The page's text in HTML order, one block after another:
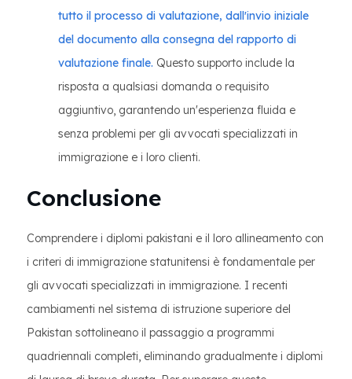
tutto il processo di valutazione, dall'invio iniziale
del documento alla consegna del rapporto di
valutazione finale. Questo supporto include la
risposta a qualsiasi domanda o requisito
aggiuntivo, garantendo un'esperienza fluida e
senza problemi per gli avvocati specializzati in
immigrazione e i loro clienti.
Conclusione
Comprendere i diplomi pakistani e il loro allineamento con
i criteri di immigrazione statunitensi è fondamentale per
gli avvocati specializzati in immigrazione. I recenti
cambiamenti nel sistema di istruzione superiore del
Pakistan sottolineano il passaggio a programmi
quadriennali completi, eliminando gradualmente i diplomi